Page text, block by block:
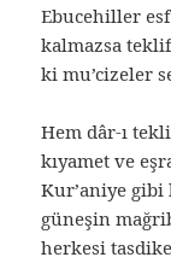
Ebucehiller
kalmazsa
ki mu’cizeler
Hem dâr-ı
kıyamet ve
Kur’aniye gibi
güneşin
herkesi